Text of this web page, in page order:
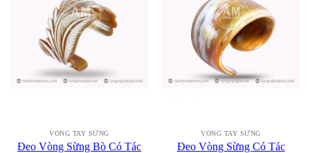
VÒNG TAY SỪNG
Đeo Vòng Sừng Bò Có Tác
VÒNG TAY SỪNG
Đeo Vòng Sừng Có Tác